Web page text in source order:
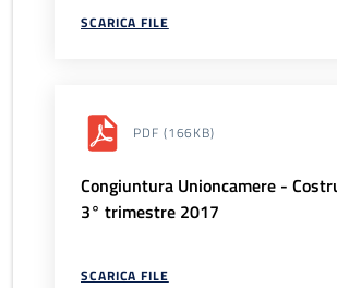
SCARICA FILE
PDF (166KB)
Congiuntura Unioncamere -
3° trimestre 2017
SCARICA FILE